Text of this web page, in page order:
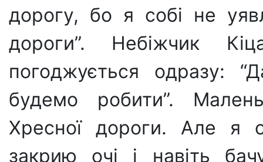
дорогу, бо я собі не
дороги”. Небіжчик
погоджується одразу:
будемо робити”.
Хресної дороги. Але я
закрию очі і навіть